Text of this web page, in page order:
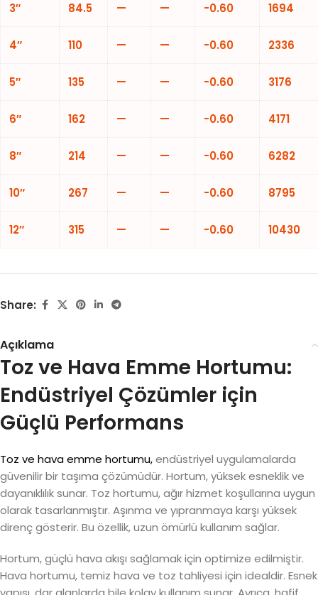
3″ 84.5 — — -0.60 1694
4″ 110 — — -0.60 2336
5″ 135 — — -0.60 3176
6″ 162 — — -0.60 4171
8″ 214 — — -0.60 6282
10″ 267 — — -0.60 8795
12″ 315 — — -0.60 10430
Share:
Açıklama
Toz ve Hava Emme Hortumu:
Endüstriyel Çözümler için
Güçlü Performans
Toz ve hava emme hortumu,endüstriyel uygulamalarda
güvenilir bir taşıma çözümüdür. Hortum, yüksek esneklik ve
dayanıklılık sunar. Toz hortumu, ağır hizmet koşullarına uygun
olarak tasarlanmıştır. Aşınma ve yıpranmaya karşı yüksek
direnç gösterir. Bu özellik, uzun ömürlü kullanım sağlar.
Hortum, güçlü hava akışı sağlamak için optimize edilmiştir.
Hava hortumu, temiz hava ve toz tahliyesi için idealdir. Esnek